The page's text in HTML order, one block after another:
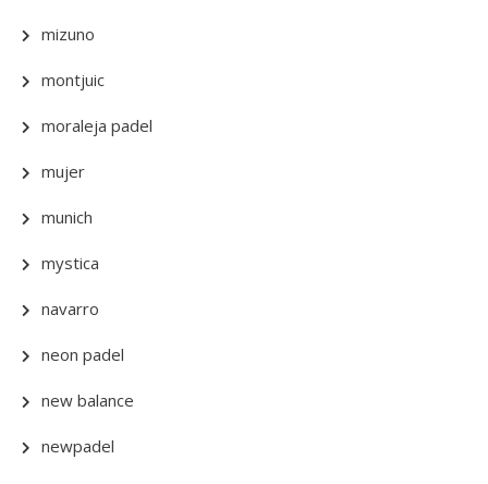
mizuno
montjuic
moraleja padel
mujer
munich
mystica
navarro
neon padel
new balance
newpadel